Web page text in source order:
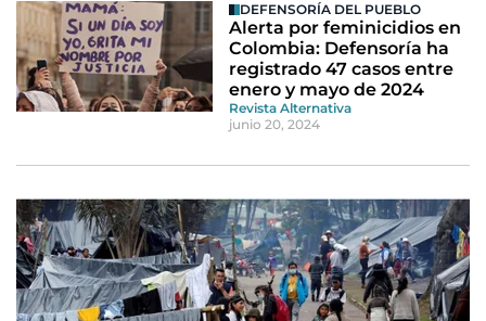
DEFENSORÍA DEL PUEBLO
Alerta por feminicidios en
Colombia: Defensoría ha
registrado 47 casos entre
enero y mayo de 2024
Revista Alternativa
junio 20, 2024